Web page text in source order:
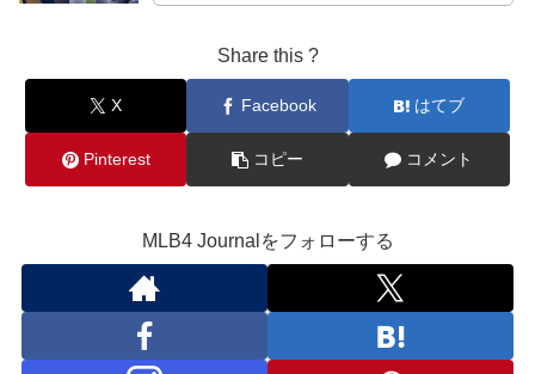
Share this ?
X Facebook はてブ
Pinterest コピー コメント
MLB4 Journalをフォローする